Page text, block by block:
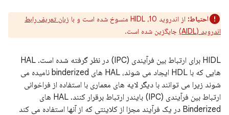
احتیاط: از اندروید 10، HIDL منسوخ شده است و با
زبان تعریف رابط
اندروید (AIDL)
جایگزین شده است.
HIDL برای ارتباط بین فرآیندی (IPC) در نظر گرفته شده است. HAL
هایی که با HDL ایجاد می شوند، HAL های binderized نامیده می
شوند زیرا می توانند با دیگر لایه های معماری با استفاده از فراخوانی
ارتباط بین فرآیندی (IPC) بایندر ارتباط برقرار کنند. HAL های
Binderized در یک فرآیند مجزا از کلاینتی که از آنها استفاده می کند